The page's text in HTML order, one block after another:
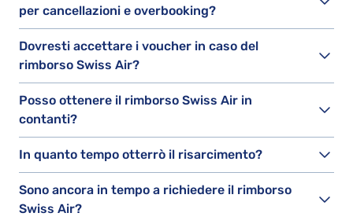
per cancellazioni e overbooking?
Dovresti accettare i voucher in caso del
rimborso Swiss Air?
Posso ottenere il rimborso Swiss Air in
contanti?
In quanto tempo otterrò il risarcimento?
Sono ancora in tempo a richiedere il rimborso
Swiss Air?